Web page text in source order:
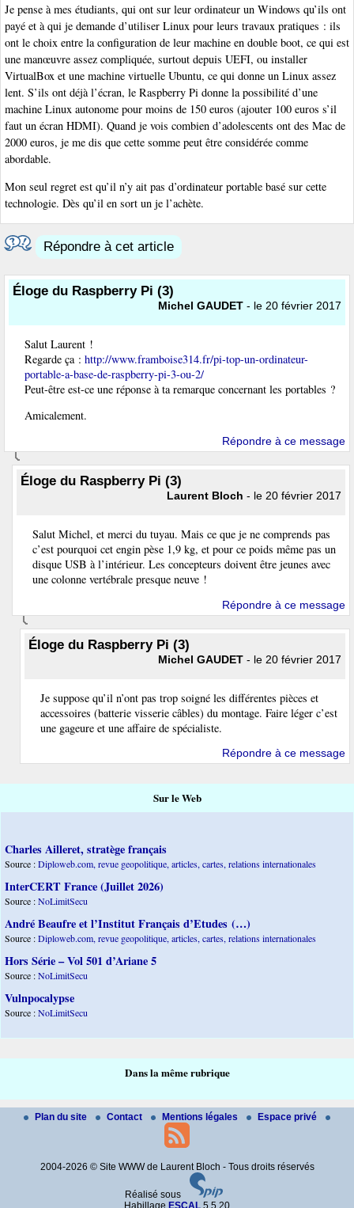
Je pense à mes étudiants, qui ont sur leur ordinateur un Windows qu’ils ont
payé et à qui je demande d’utiliser Linux pour leurs travaux pratiques : ils
ont le choix entre la configuration de leur machine en double boot, ce qui est
une manœuvre assez compliquée, surtout depuis UEFI, ou installer
VirtualBox et une machine virtuelle Ubuntu, ce qui donne un Linux assez
lent. S’ils ont déjà l’écran, le Raspberry Pi donne la possibilité d’une
machine Linux autonome pour moins de 150 euros (ajouter 100 euros s’il
faut un écran HDMI). Quand je vois combien d’adolescents ont des Mac de
2000 euros, je me dis que cette somme peut être considérée comme
abordable.
Mon seul regret est qu’il n’y ait pas d’ordinateur portable basé sur cette
technologie. Dès qu’il en sort un je l’achète.
Répondre à cet article
Éloge du Raspberry Pi (3)
Michel GAUDET - le 20 février 2017
Salut Laurent !
Regarde ça : http://www.framboise314.fr/pi-top-un-ordinateur-
portable-a-base-de-raspberry-pi-3-ou-2/
Peut-être est-ce une réponse à ta remarque concernant les portables ?
Amicalement.
Répondre à ce message
Éloge du Raspberry Pi (3)
Laurent Bloch - le 20 février 2017
Salut Michel, et merci du tuyau. Mais ce que je ne comprends pas
c’est pourquoi cet engin pèse 1,9 kg, et pour ce poids même pas un
disque USB à l’intérieur. Les concepteurs doivent être jeunes avec
une colonne vertébrale presque neuve !
Répondre à ce message
Éloge du Raspberry Pi (3)
Michel GAUDET - le 20 février 2017
Je suppose qu’il n’ont pas trop soigné les différentes pièces et
accessoires (batterie visserie câbles) du montage. Faire léger c’est
une gageure et une affaire de spécialiste.
Répondre à ce message
Sur le Web
Charles Ailleret, stratège français
Source :Diploweb.com, revue geopolitique, articles, cartes, relations internationales
InterCERT France (Juillet 2026)
Source :NoLimitSecu
André Beaufre et l’Institut Français d’Etudes (…)
Source :Diploweb.com, revue geopolitique, articles, cartes, relations internationales
Hors Série – Vol 501 d’Ariane 5
Source :NoLimitSecu
Vulnpocalypse
Source :NoLimitSecu
Dans la même rubrique
Plan du site Contact Mentions légales Espace privé
2004-2026 © Site WWW de Laurent Bloch - Tous droits réservés
Réalisé sous
Habillage ESCAL 5.5.20